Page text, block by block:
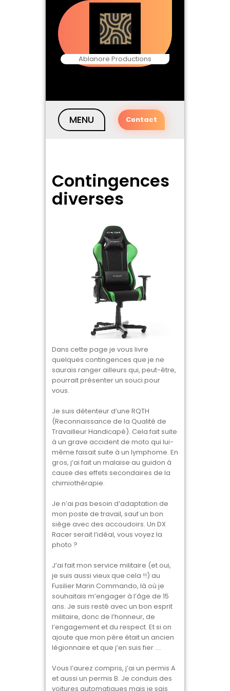
Ablanore Productions
MENU Contact
Contingences
diverses
Dans cette page je vous livre
quelques contingences que je ne
saurais ranger ailleurs qui, peut-être,
pourrait présenter un souci pour
vous.
Je suis détenteur d’une RQTH
(Reconnaissance de la Qualité de
Travailleur Handicapé). Cela fait suite
à un grave accident de moto qui lui-
même faisait suite à un lymphome. En
gros, j’ai fait un malaise au guidon à
cause des effets secondaires de la
chimiothérapie.
Je n’ai pas besoin d’adaptation de
mon poste de travail, sauf un bon
siège avec des accoudoirs. Un DX
Racer serait l’idéal, vous voyez la
photo ?
J’ai fait mon service militaire (et oui,
je suis aussi vieux que cela !!) au
Fusilier Marin Commando, là où je
souhaitais m’engager à l’âge de 15
ans. Je suis resté avec un bon esprit
militaire, donc de l’honneur, de
l’engagement et du respect. Et si on
ajoute que mon père était un ancien
légionnaire et que j’en suis fier ….
Vous l’aurez compris, j’ai un permis A
et aussi un permis B. Je conduis des
voitures automatiques mais je sais